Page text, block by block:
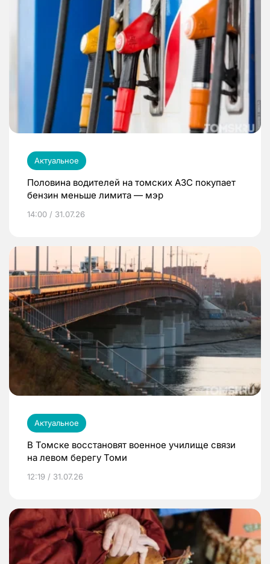
Актуальное
Половина водителей на томских АЗС покупает
бензин меньше лимита — мэр
14:00 / 31.07.26
Актуальное
В Томске восстановят военное училище связи
на левом берегу Томи
12:19 / 31.07.26